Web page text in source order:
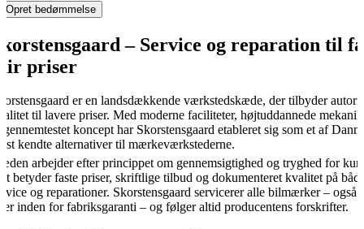
Opret bedømmelse
– Service og reparation til
priser
er en landsdækkende værkstedskæde, der tilbyder
til lavere priser. Med moderne faciliteter, højtuddannede
gennemtestet koncept har Skorstensgaard etableret sig som et af
kendte alternativer til mærkeværkstederne.
arbejder efter princippet om gennemsigtighed og tryghed for
betyder faste priser, skriftlige tilbud og dokumenteret kvalitet på
og reparationer. Skorstensgaard servicerer alle bilmærker – også
inden for fabriksgaranti – og følger altid producentens forskrifter.